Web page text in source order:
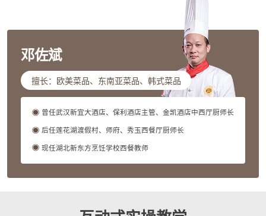
邓佐斌
擅长：欧美菜品、东南亚菜品、韩式菜品
曾任武汉新宜大酒店、保利酒店主管、金凯酒店中西厅厨师长
后任莲花湖渡假村、师府、秀玉西餐厅厨师长
现任湖北新东方烹饪学校西餐教师